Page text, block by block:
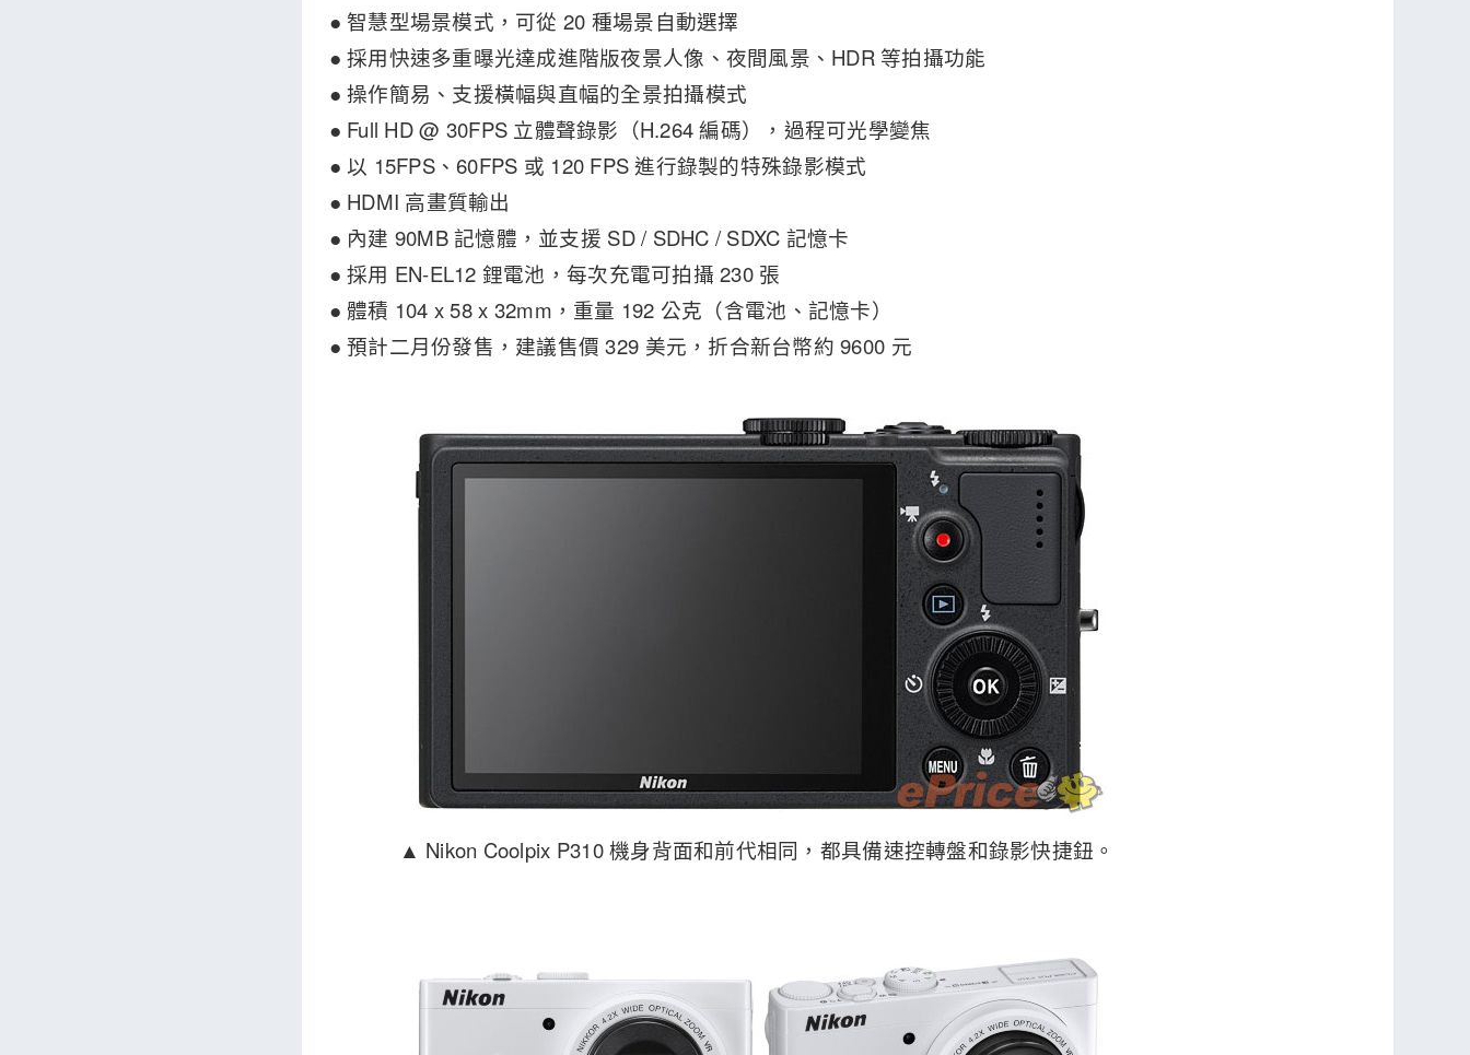
● 智慧型場景模式，可從 20 種場景自動選擇
● 採用快速多重曝光達成進階版夜景人像、夜間風景、HDR 等拍攝功能
● 操作簡易、支援橫幅與直幅的全景拍攝模式
● Full HD @ 30FPS 立體聲錄影（H.264 編碼），過程可光學變焦
● 以 15FPS、60FPS 或 120 FPS 進行錄製的特殊錄影模式
● HDMI 高畫質輸出
● 內建 90MB 記憶體，並支援 SD / SDHC / SDXC 記憶卡
● 採用 EN-EL12 鋰電池，每次充電可拍攝 230 張
● 體積 104 x 58 x 32mm，重量 192 公克（含電池、記憶卡）
● 預計二月份發售，建議售價 329 美元，折合新台幣約 9600 元
▲ Nikon Coolpix P310 機身背面和前代相同，都具備速控轉盤和錄影快捷鈕。